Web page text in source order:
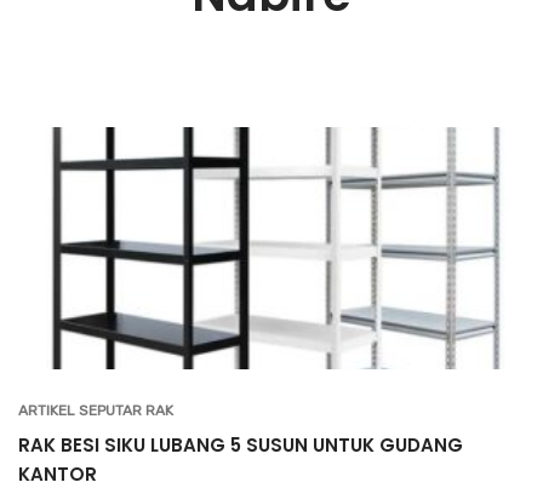
ARTIKEL SEPUTAR RAK
RAK BESI SIKU LUBANG 5 SUSUN UNTUK GUDANG
KANTOR